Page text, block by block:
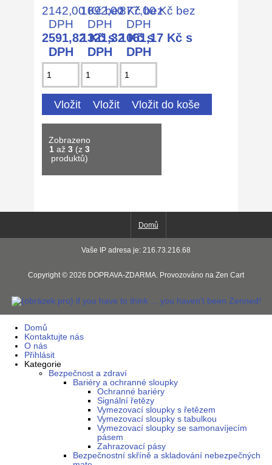
2142,00 Kč bez
DPH
2591,82 Kč s
DPH
1092,00 Kč bez
DPH
1321,32 Kč s
DPH
877,00 Kč bez
DPH
1061,17 Kč s
DPH
Zobrazeno
1až 3(z 3
produktů)
Domů
Vaše IP adresa je: 216.73.216.68
Copyright © 2026 DOPRAVA-ZDARMA. Provozováno na Zen Cart
Domů
Kontaktujte nás
O nás
Přihlásit
Kategorie
Bezpečnost a zdraví
Bariéry a ochranné sloupky
Ochranné bariéry
Signální řetězy
Vymezovací sloupky s řetězem
Vymezovací sloupky s tabulkou
Vymezovací sloupky se samonavíjecím
pásem
Zahrazovací pásy
Bezpečnostní skříně a skladování nebezpečných